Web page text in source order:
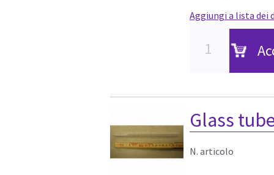
Aggiungi a lista dei
Glass
N. articolo